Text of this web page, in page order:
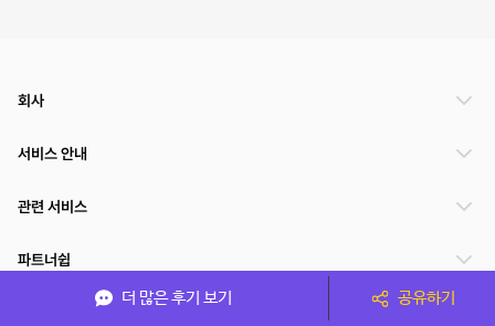
더 많은 후기 보기 공유하기
회사
서비스 안내
관련 서비스
파트너쉽
서비스 제공 국가